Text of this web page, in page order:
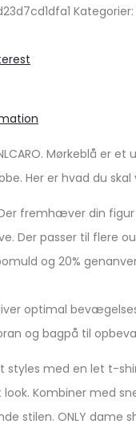
Kategorier:
Mørkeblå er
Her er hvad du skal
fremhæver din figur
Der passer til flere
og 20%
optimal
og bagpå til
styles med en let t-
Kombiner med
stilen. ONLY dame